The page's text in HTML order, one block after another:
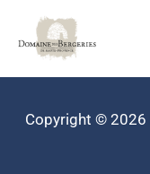
contenu
Copyright © 2026